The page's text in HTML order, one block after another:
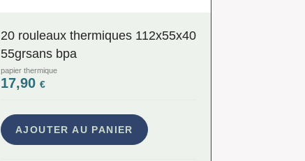
20 rouleaux thermiques 112x55x40
55grsans bpa
papier thermique
17,90 €
AJOUTER AU PANIER